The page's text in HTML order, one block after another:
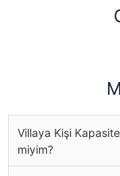
Villaya Kişi
miyim?